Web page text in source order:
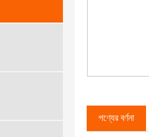
পণ্যের বর্ণনা